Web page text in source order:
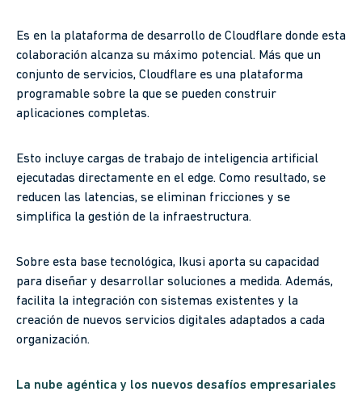
Es en la plataforma de desarrollo de Cloudflare donde esta
colaboración alcanza su máximo potencial. Más que un
conjunto de servicios, Cloudflare es una plataforma
programable sobre la que se pueden construir
aplicaciones completas.
Esto incluye cargas de trabajo de inteligencia artificial
ejecutadas directamente en el edge. Como resultado, se
reducen las latencias, se eliminan fricciones y se
simplifica la gestión de la infraestructura.
Sobre esta base tecnológica, Ikusi aporta su capacidad
para diseñar y desarrollar soluciones a medida. Además,
facilita la integración con sistemas existentes y la
creación de nuevos servicios digitales adaptados a cada
organización.
La nube agéntica y los nuevos desafíos empresariales